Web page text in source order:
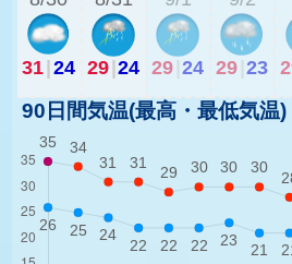
31 24 29 24 29 24 29 23
90日間気温(最高・最低気温)